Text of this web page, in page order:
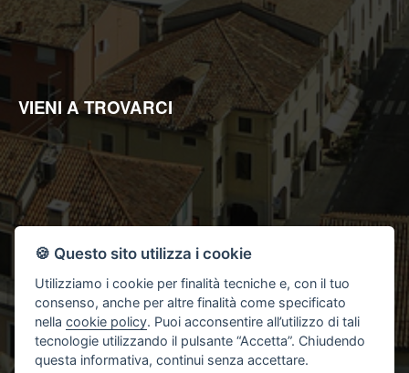
Il Titolare del trattamento è "Studio 2L Immobiliare di Lacriola
Lucrezia".
Ai sensi dell'art.7 del suddetto D.Lgs.196/2003, Lei ha il diritto di
conoscere, in ogni momento, quali sono i Suoi dati presso la
nostra Agenzia rivolgendosi, direttamente o per il tramite di un
suo delegato, al Titolare del trattamento; ha inoltre il diritto di
farli aggiornare, integrare, rettificare o cancellare, di chiederne
il blocco e di opporsi al loro trattamento. Più precisamente, la
cancellazione e il blocco riguardano i dati trattati in violazione di
legge. Per l'integrazione occorre vantare un interesse.
L'opposizione può essere sempre esercitata nei riguardi del
materiale commerciale pubblicitario, della vendita diretta o delle
ricerche di mercato; negli altri casi, l'opposizione presuppone
un motivo legittimo.
VIENI A TROVARCI
🍪 Questo sito utilizza i cookie
Utilizziamo i cookie per finalità tecniche e, con il tuo
consenso, anche per altre finalità come specificato
nellacookie policy. Puoi acconsentire all’utilizzo di tali
tecnologie utilizzando il pulsante “Accetta”. Chiudendo
questa informativa, continui senza accettare.